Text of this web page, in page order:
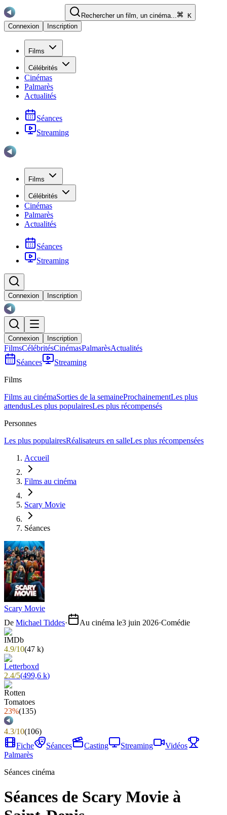
Rechercher un film, un cinéma...
K
Connexion
Inscription
Films
Célébrités
Cinémas
Palmarès
Actualités
Séances
Streaming
Films
Célébrités
Cinémas
Palmarès
Actualités
Séances
Streaming
Connexion Inscription
Connexion Inscription
FilmsCélébritésCinémasPalmarèsActualités
Séances
Streaming
Films
Films au cinémaSorties de la semaineProchainementLes plus
attendusLes plus populairesLes plus récompensés
Personnes
Les plus populairesRéalisateurs en salleLes plus récompensées
Accueil
Films au cinéma
Scary Movie
Séances
Scary Movie
De Michael Tiddes· Au cinéma le3 juin 2026·Comédie
4.9/10(47 k)
2.4/5(499,6 k)
23%(135)
4.3/10(106)
Fiche
Séances Casting Streaming
Vidéos
Palmarès
Séances cinéma
Séances de Scary Movie à